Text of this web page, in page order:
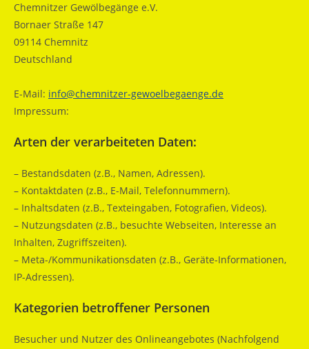
Chemnitzer Gewölbegänge e.V.
Bornaer Straße 147
09114 Chemnitz
Deutschland
E-Mail: info@chemnitzer-gewoelbegaenge.de
Impressum:
Arten der verarbeiteten Daten:
– Bestandsdaten (z.B., Namen, Adressen).
– Kontaktdaten (z.B., E-Mail, Telefonnummern).
– Inhaltsdaten (z.B., Texteingaben, Fotografien, Videos).
– Nutzungsdaten (z.B., besuchte Webseiten, Interesse an
Inhalten, Zugriffszeiten).
– Meta-/Kommunikationsdaten (z.B., Geräte-Informationen,
IP-Adressen).
Kategorien betroffener Personen
Besucher und Nutzer des Onlineangebotes (Nachfolgend